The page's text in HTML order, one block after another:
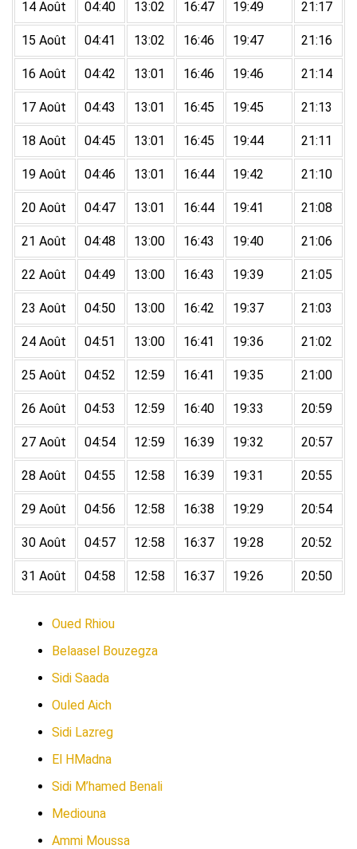
14 Août 04:40 13:02 16:47 19:49 21:17
15 Août 04:41 13:02 16:46 19:47 21:16
16 Août 04:42 13:01 16:46 19:46 21:14
17 Août 04:43 13:01 16:45 19:45 21:13
18 Août 04:45 13:01 16:45 19:44 21:11
19 Août 04:46 13:01 16:44 19:42 21:10
20 Août 04:47 13:01 16:44 19:41 21:08
21 Août 04:48 13:00 16:43 19:40 21:06
22 Août 04:49 13:00 16:43 19:39 21:05
23 Août 04:50 13:00 16:42 19:37 21:03
24 Août 04:51 13:00 16:41 19:36 21:02
25 Août 04:52 12:59 16:41 19:35 21:00
26 Août 04:53 12:59 16:40 19:33 20:59
27 Août 04:54 12:59 16:39 19:32 20:57
28 Août 04:55 12:58 16:39 19:31 20:55
29 Août 04:56 12:58 16:38 19:29 20:54
30 Août 04:57 12:58 16:37 19:28 20:52
31 Août 04:58 12:58 16:37 19:26 20:50
Oued Rhiou
Belaasel Bouzegza
Sidi Saada
Ouled Aich
Sidi Lazreg
El HMadna
Sidi M’hamed Benali
Mediouna
Ammi Moussa